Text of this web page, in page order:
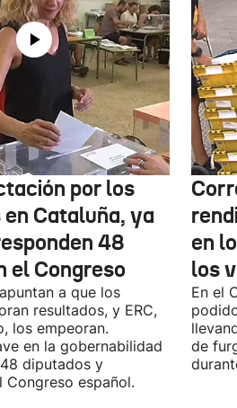
por los
Cataluña, ya
48
el Congreso
a que los
resultados, y ERC,
los empeoran.
en la gobernabilidad
diputados y
Congreso español.
en
los
En el
de